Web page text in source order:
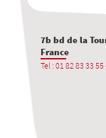
7b bd de la
France
Tel : 01 82 83 33